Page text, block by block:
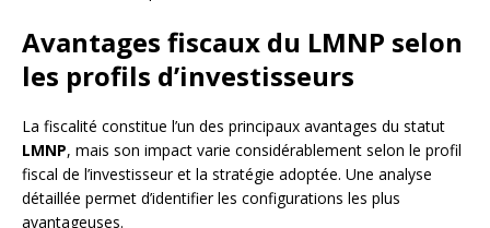
Avantages fiscaux du LMNP selon
les profils d’investisseurs
La fiscalité constitue l’un des principaux avantages du statut
LMNP, mais son impact varie considérablement selon le profil
fiscal de l’investisseur et la stratégie adoptée. Une analyse
détaillée permet d’identifier les configurations les plus
avantageuses.